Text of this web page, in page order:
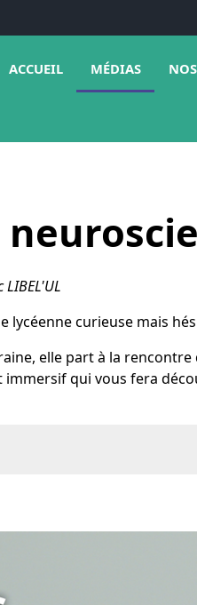
ACCUEIL MÉDIAS
lycéenne curieuse mais
elle part à la
qui vous fera